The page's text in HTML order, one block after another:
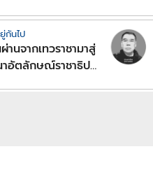
กันไป
านจากเทวราชามาสู่
าอัตลักษณ์ราชาธิป